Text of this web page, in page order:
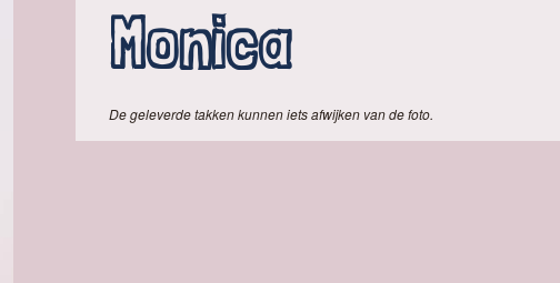
Monica
De geleverde takken kunnen iets afwijken van de foto.